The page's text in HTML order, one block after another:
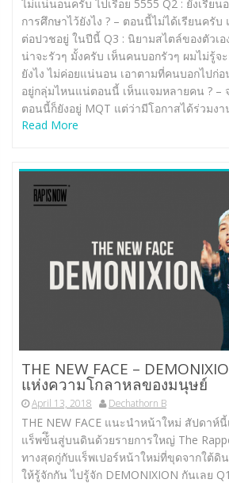
ไม่แน่นอนครับ ไปเรื่อย 5555 Q2 : ยังเรีย
การศึกษาไว้ยังไง ? – ตอนนี้ไม่ได้เรียนครั
ต่อปวชอยู่ ในปีนี้ Q3 : นิยามสไตล์ของตัวเ
น่าจะรัวๆ มั้งครับ เห็นคนบอกรัวๆ ผมไม่รู้จ
ยังไง ไม่ค่อยแน่นอน เอาตามที่คนบอกไปก่อ
อยู่กลุ่มไหนแน่ตอนนี้ เห็นแจมหลายคน ? –
ตอนนี้ก็ยังอยู่ MQT แต่ว่ามีโอกาสได้ร่วมง
Read More
THE NEW FACE –
แห่งความโกลาหลของมนุษย์
April 13, 2018 Dechathorn B
THE NEW FACE แนะนำหน้าใหม่ สัปดาห์
แร็พข้ึนสู่บนดินด้วยรายการใหญ่ The
ทางสุดกู่กับแร็พเปอร์หน้าใหม่ที่ขุดจากใต้ดิ
ให้รู้จักกัน ไปรู้จัก DEMONIXION กันเลย